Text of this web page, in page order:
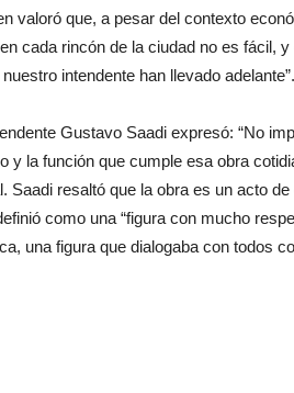
valoró que, a pesar del contexto
cada rincón de la ciudad no es fácil,
intendente han llevado adelante”.
Gustavo Saadi expresó: “No
y la función que cumple esa obra
Saadi resaltó que la obra es un acto
como una “figura con mucho
una figura que dialogaba con todos